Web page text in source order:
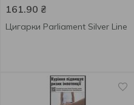
161.90 ₴
Цигарки Parliament Silver Line